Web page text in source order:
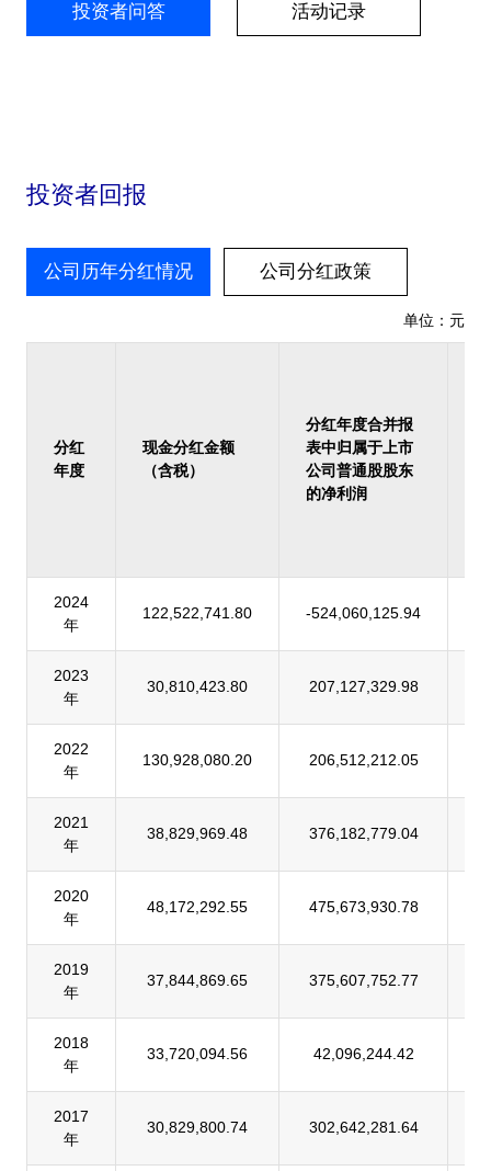
投资者问答 活动记录
投资者回报
公司历年分红情况 公司分红政策
单位：元
分红
年度
现金分红金额
（含税）
分红年度合并报
表中归属于上市
公司普通股股东
的净利润
2024
年
122,522,741.80 -524,060,125.94
2023
年
30,810,423.80 207,127,329.98
2022
年
130,928,080.20 206,512,212.05
2021
年
38,829,969.48 376,182,779.04
2020
年
48,172,292.55 475,673,930.78
2019
年
37,844,869.65 375,607,752.77
2018
年
33,720,094.56 42,096,244.42
2017
年
30,829,800.74 302,642,281.64